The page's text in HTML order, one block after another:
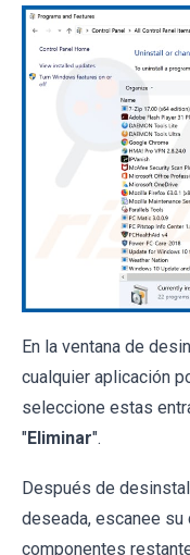
En la ventana de
cualquier aplicación
seleccione estas
"Eliminar".
Después de
deseada, escanee su
componentes